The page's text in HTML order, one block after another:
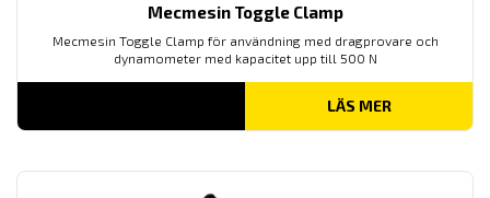
Mecmesin Toggle Clamp
Mecmesin Toggle Clamp för användning med dragprovare och
dynamometer med kapacitet upp till 500 N
LÄS MER